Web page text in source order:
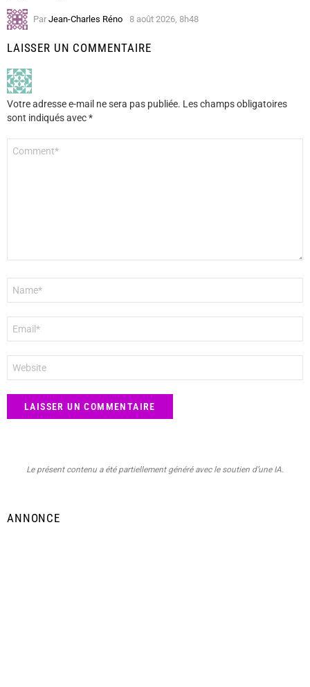
Par Jean-Charles Réno 8 août 2026, 8h48
LAISSER UN COMMENTAIRE
Votre adresse e-mail ne sera pas publiée. Les champs obligatoires
sont indiqués avec*
mail
*
web
Le présent contenu a été partiellement généré avec le soutien d’une IA.
ANNONCE